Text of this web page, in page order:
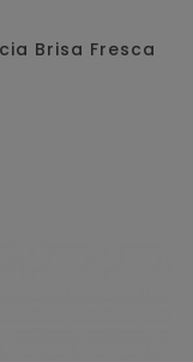
Brisa Fresca